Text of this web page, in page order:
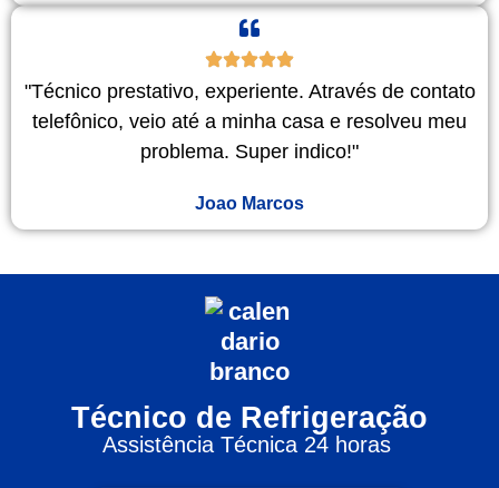
"Técnico prestativo, experiente. Através de contato
telefônico, veio até a minha casa e resolveu meu
problema. Super indico!"
Joao Marcos
Técnico de Refrigeração
Assistência Técnica 24 horas